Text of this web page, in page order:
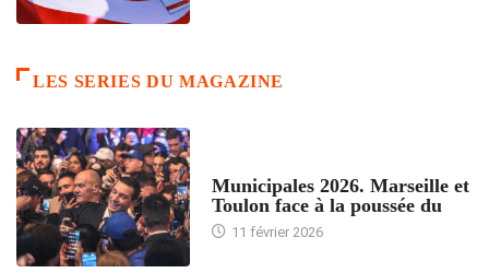
LES SERIES DU MAGAZINE
Municipales 2026. Marseille et
Toulon face à la poussée du
11 février 2026